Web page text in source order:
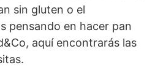
sin gluten o el
pensando en hacer pan
aquí encontrarás las